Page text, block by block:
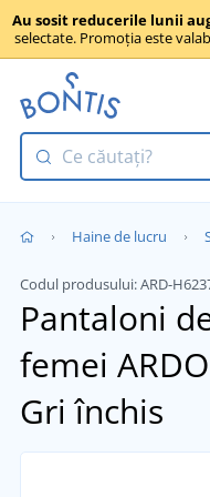
Au sosit reducerile lunii
selectate. Promoția este
Haine de lucru
Codul produsului:ARD-
Pantaloni
femei
Gri închis